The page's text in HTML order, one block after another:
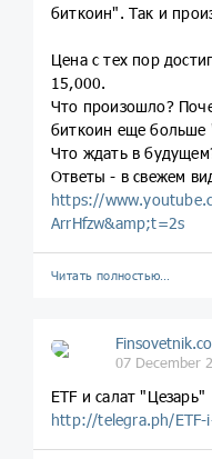
биткоин". Так и
Цена с тех пор
15,000.
Что произошло?
биткоин еще больше
Что ждать в
Ответы - в свежем
https://
ArrHfzw&amp;t=2s
Читать полностью…
07 December
ETF и салат "Цезарь"
http://telegra.ph/ETF-